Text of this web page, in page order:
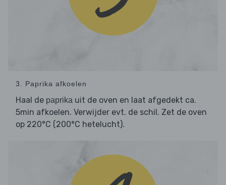
3. Paprika afkoelen
Haal de paprika uit de oven en laat afgedekt ca.
5min afkoelen. Verwijder evt. de schil. Zet de oven
op 220°C (200°C hetelucht).